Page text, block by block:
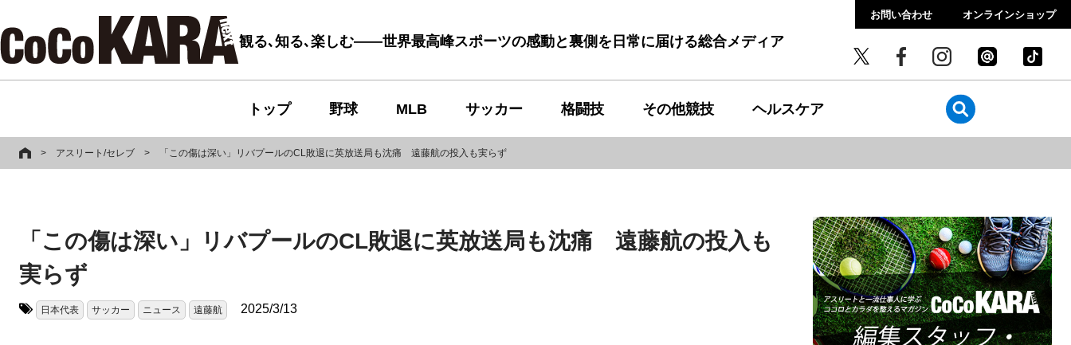
観る､知る､楽しむ――世界最高峰スポーツの感動と裏側を日常に届ける総合メディア
お問い合わせ オンラインショップ
トップ 野球 MLB サッカー 格闘技 その他競技 ヘルスケア
> アスリート/セレブ > 「この傷は深い」リバプールのCL敗退に英放送局も沈痛 遠藤航の投入も実らず
「この傷は深い」リバプールのCL敗退に英放送局も沈痛 遠藤航の投入も
実らず
日本代表 サッカー ニュース 遠藤航 2025/3/13